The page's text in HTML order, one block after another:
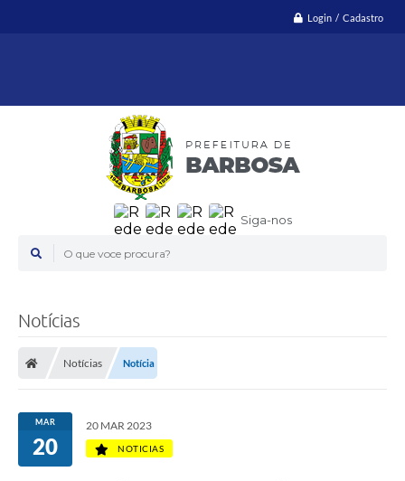
Login / Cadastro
Siga-nos
O que voce procura?
Notícias
Notícias Notícia
MAR
20
20 MAR 2023
NOTICIAS